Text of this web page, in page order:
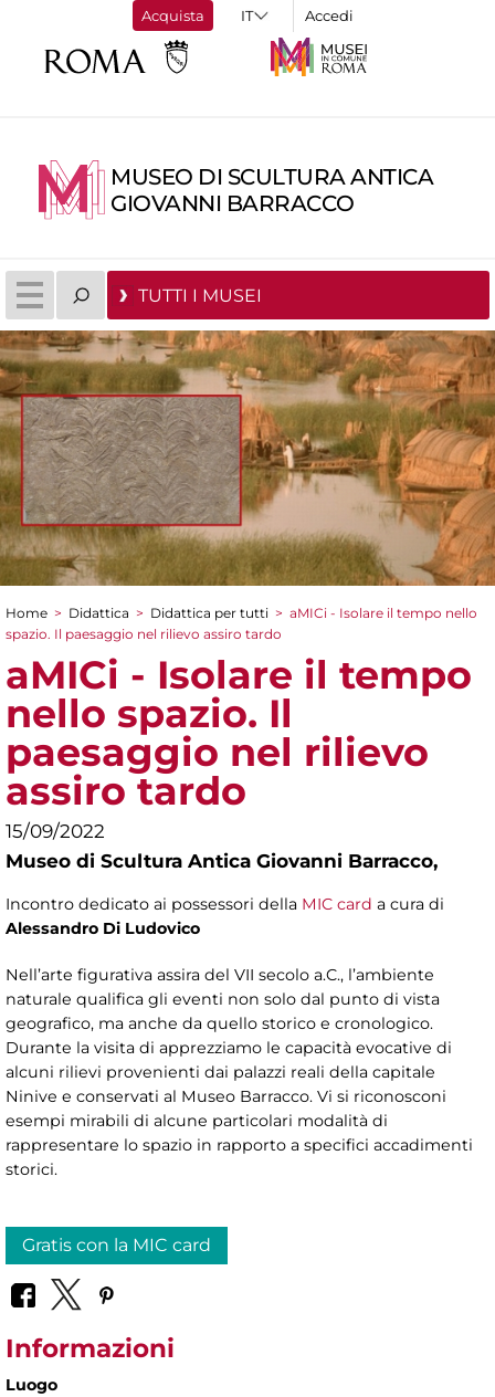
Acquista Accedi
MUSEO DI SCULTURA ANTICA
GIOVANNI BARRACCO
TUTTI I MUSEI
Tu sei qui
Home > Didattica > Didattica per tutti > aMICi - Isolare il tempo nello
spazio. Il paesaggio nel rilievo assiro tardo
aMICi - Isolare il tempo
nello spazio. Il
paesaggio nel rilievo
assiro tardo
15/09/2022
Museo di Scultura Antica Giovanni Barracco,
Incontro dedicato ai possessori della MIC card a cura di
Alessandro Di Ludovico
Nell’arte figurativa assira del VII secolo a.C., l’ambiente
naturale qualifica gli eventi non solo dal punto di vista
geografico, ma anche da quello storico e cronologico.
Durante la visita di apprezziamo le capacità evocative di
alcuni rilievi provenienti dai palazzi reali della capitale
Ninive e conservati al Museo Barracco. Vi si riconosconi
esempi mirabili di alcune particolari modalità di
rappresentare lo spazio in rapporto a specifici accadimenti
storici.
Gratis con la MIC card
Informazioni
Luogo